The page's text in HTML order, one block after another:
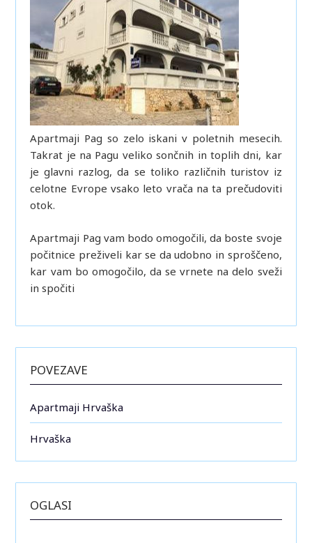
Apartmaji Pag so zelo iskani v poletnih mesecih.
Takrat je na Pagu veliko sončnih in toplih dni, kar
je glavni razlog, da se toliko različnih turistov iz
celotne Evrope vsako leto vrača na ta prečudoviti
otok.
Apartmaji Pag vam bodo omogočili, da boste svoje
počitnice preživeli kar se da udobno in sproščeno,
kar vam bo omogočilo, da se vrnete na delo sveži
in spočiti
POVEZAVE
Apartmaji Hrvaška
Hrvaška
OGLASI